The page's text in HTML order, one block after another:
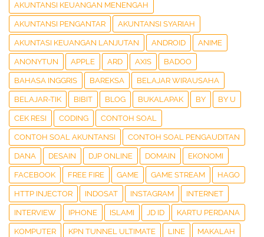
AKUNTANSI KEUANGAN MENENGAH
AKUNTANSI PENGANTAR AKUNTANSI SYARIAH
AKUNTASI KEUANGAN LANJUTAN ANDROID ANIME
ANONYTUN APPLE ARD AXIS BADOO
BAHASA INGGRIS BAREKSA BELAJAR WIRAUSAHA
BELAJAR-TIK BIBIT BLOG BUKALAPAK BY BY U
CEK RESI CODING CONTOH SOAL
CONTOH SOAL AKUNTANSI CONTOH SOAL PENGAUDITAN
DANA DESAIN DJP ONLINE DOMAIN EKONOMI
FACEBOOK FREE FIRE GAME GAME STREAM HAGO
HTTP INJECTOR INDOSAT INSTAGRAM INTERNET
INTERVIEW IPHONE ISLAMI JD ID KARTU PERDANA
KOMPUTER KPN TUNNEL ULTIMATE LINE MAKALAH